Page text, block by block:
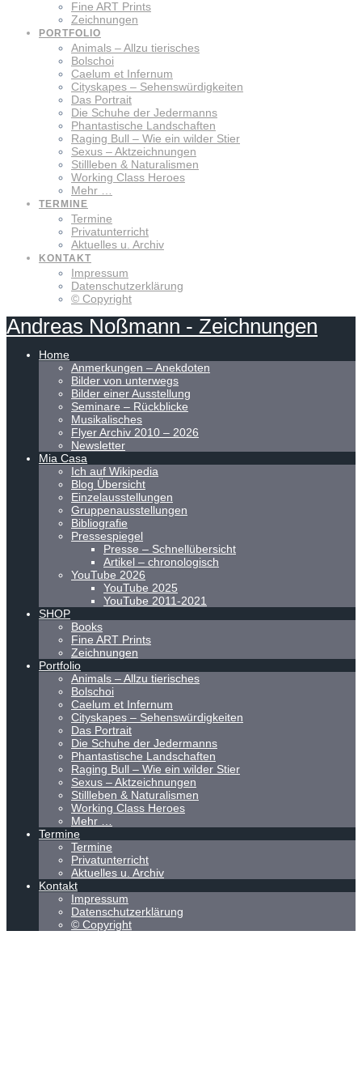
Fine ART Prints
Zeichnungen
PORTFOLIO
Animals – Allzu tierisches
Bolschoi
Caelum et Infernum
Cityskapes – Sehenswürdigkeiten
Das Portrait
Die Schuhe der Jedermanns
Phantastische Landschaften
Raging Bull – Wie ein wilder Stier
Sexus – Aktzeichnungen
Stillleben & Naturalismen
Working Class Heroes
Mehr …
TERMINE
Termine
Privatunterricht
Aktuelles u. Archiv
KONTAKT
Impressum
Datenschutzerklärung
© Copyright
Andreas Noßmann - Zeichnungen
Home
Anmerkungen – Anekdoten
Bilder von unterwegs
Bilder einer Ausstellung
Seminare – Rückblicke
Musikalisches
Flyer Archiv 2010 – 2026
Newsletter
Mia Casa
Ich auf Wikipedia
Blog Übersicht
Einzelausstellungen
Gruppenausstellungen
Bibliografie
Pressespiegel
Presse – Schnellübersicht
Artikel – chronologisch
YouTube 2026
YouTube 2025
YouTube 2011-2021
SHOP
Books
Fine ART Prints
Zeichnungen
Portfolio
Animals – Allzu tierisches
Bolschoi
Caelum et Infernum
Cityskapes – Sehenswürdigkeiten
Das Portrait
Die Schuhe der Jedermanns
Phantastische Landschaften
Raging Bull – Wie ein wilder Stier
Sexus – Aktzeichnungen
Stillleben & Naturalismen
Working Class Heroes
Mehr …
Termine
Termine
Privatunterricht
Aktuelles u. Archiv
Kontakt
Impressum
Datenschutzerklärung
© Copyright